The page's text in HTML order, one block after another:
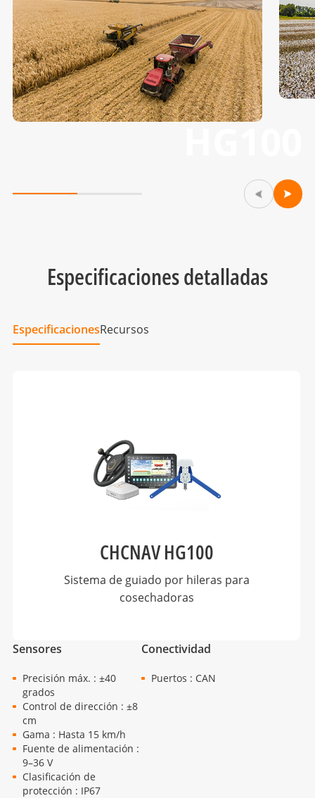
Especificaciones detalladas
EspecificacionesRecursos
CHCNAV HG100
Sistema de guiado por hileras para
cosechadoras
Sensores
Precisión máx. : ±40
grados
Control de dirección : ±8
cm
Gama : Hasta 15 km/h
Fuente de alimentación :
9–36 V
Clasificación de
protección : IP67
Conectividad
Puertos : CAN